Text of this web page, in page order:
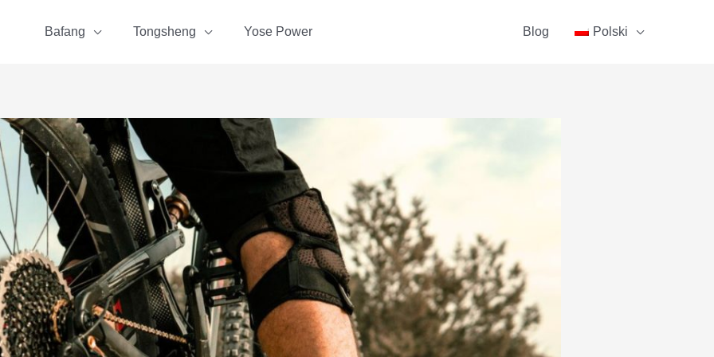
Bafang Tongsheng Yose Power Blog Polski